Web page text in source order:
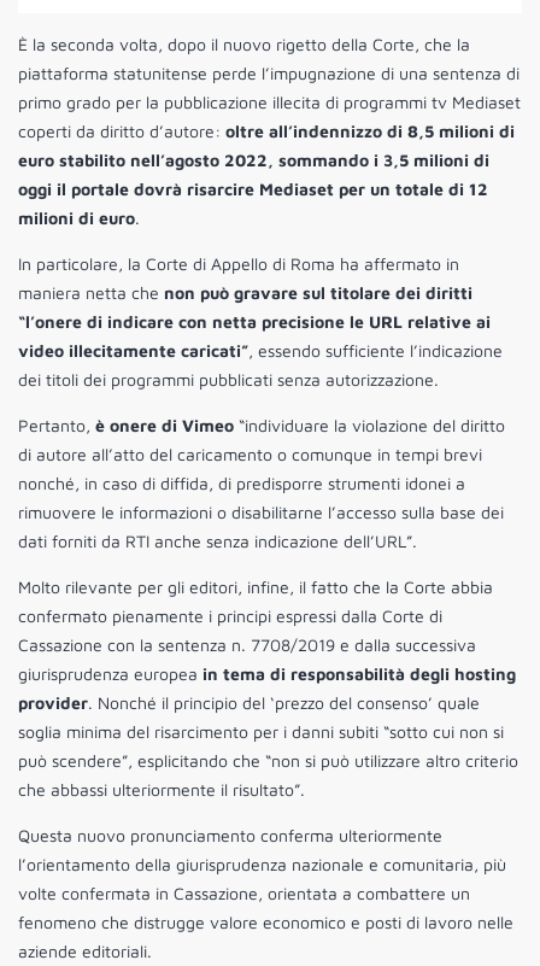
È la seconda volta, dopo il nuovo rigetto della Corte, che la
piattaforma statunitense perde l’impugnazione di una sentenza di
primo grado per la pubblicazione illecita di programmi tv Mediaset
coperti da diritto d’autore: oltre all’indennizzo di 8,5 milioni di
euro stabilito nell’agosto 2022, sommando i 3,5 milioni di
oggi il portale dovrà risarcire Mediaset per un totale di 12
milioni di euro.
In particolare, la Corte di Appello di Roma ha affermato in
maniera netta che non può gravare sul titolare dei diritti
“l’onere di indicare con netta precisione le URL relative ai
video illecitamente caricati”, essendo sufficiente l’indicazione
dei titoli dei programmi pubblicati senza autorizzazione.
Pertanto, è onere di Vimeo “individuare la violazione del diritto
di autore all’atto del caricamento o comunque in tempi brevi
nonché, in caso di diffida, di predisporre strumenti idonei a
rimuovere le informazioni o disabilitarne l’accesso sulla base dei
dati forniti da RTI anche senza indicazione dell’URL”.
Molto rilevante per gli editori, infine, il fatto che la Corte abbia
confermato pienamente i principi espressi dalla Corte di
Cassazione con la sentenza n. 7708/2019 e dalla successiva
giurisprudenza europea in tema di responsabilità degli hosting
provider. Nonché il principio del ‘prezzo del consenso’ quale
soglia minima del risarcimento per i danni subiti “sotto cui non si
può scendere”, esplicitando che “non si può utilizzare altro criterio
che abbassi ulteriormente il risultato”.
Questa nuovo pronunciamento conferma ulteriormente
l’orientamento della giurisprudenza nazionale e comunitaria, più
volte confermata in Cassazione, orientata a combattere un
fenomeno che distrugge valore economico e posti di lavoro nelle
aziende editoriali.